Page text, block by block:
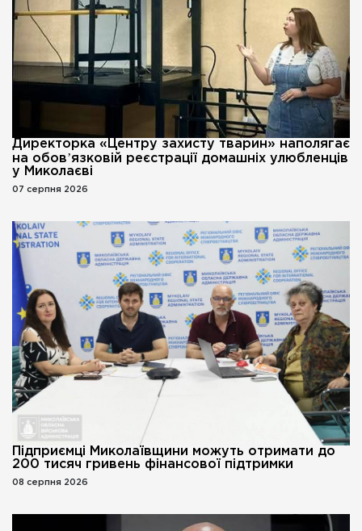
Директорка «Центру захисту тварин» наполягає
на обовʼязковій реєстрації домашніх улюбленців
у Миколаєві
07 серпня 2026
Підприємці Миколаївщини можуть отримати до
200 тисяч гривень фінансової підтримки
08 серпня 2026